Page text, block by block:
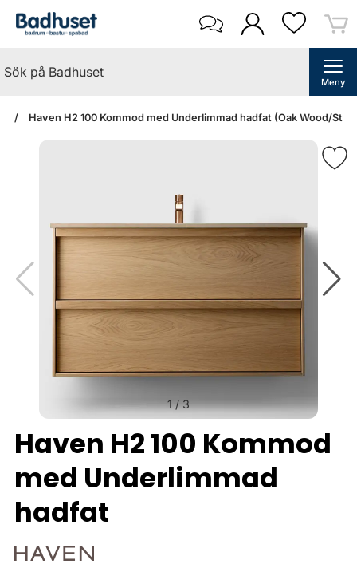
Meny
Haven H2 100 Kommod med Underlimmad hadfat (Oak Wood/
1/3
Haven H2 100 Kommod
med Underlimmad
hadfat